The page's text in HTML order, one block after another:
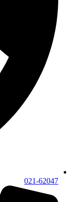
021-62047